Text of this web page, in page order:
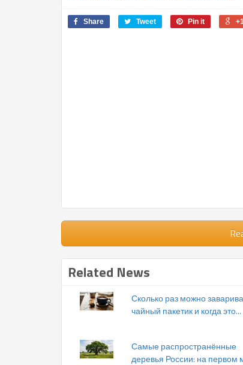
Share Tweet Pin it +1
Related News
Сколько раз можно
чайный пакетик и когда это...
Самые распространённые
деревья России: на первом